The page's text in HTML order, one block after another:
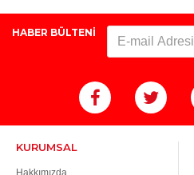
HABER BÜLTENİ
KURUMSAL
Hakkımızda